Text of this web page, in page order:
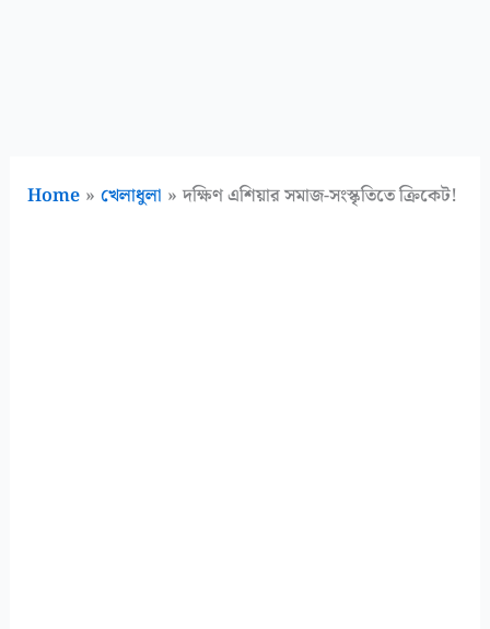
Home খেলাধুলা দক্ষিণ এশিয়ার সমাজ-সংস্কৃতিতে ক্রিকেট!